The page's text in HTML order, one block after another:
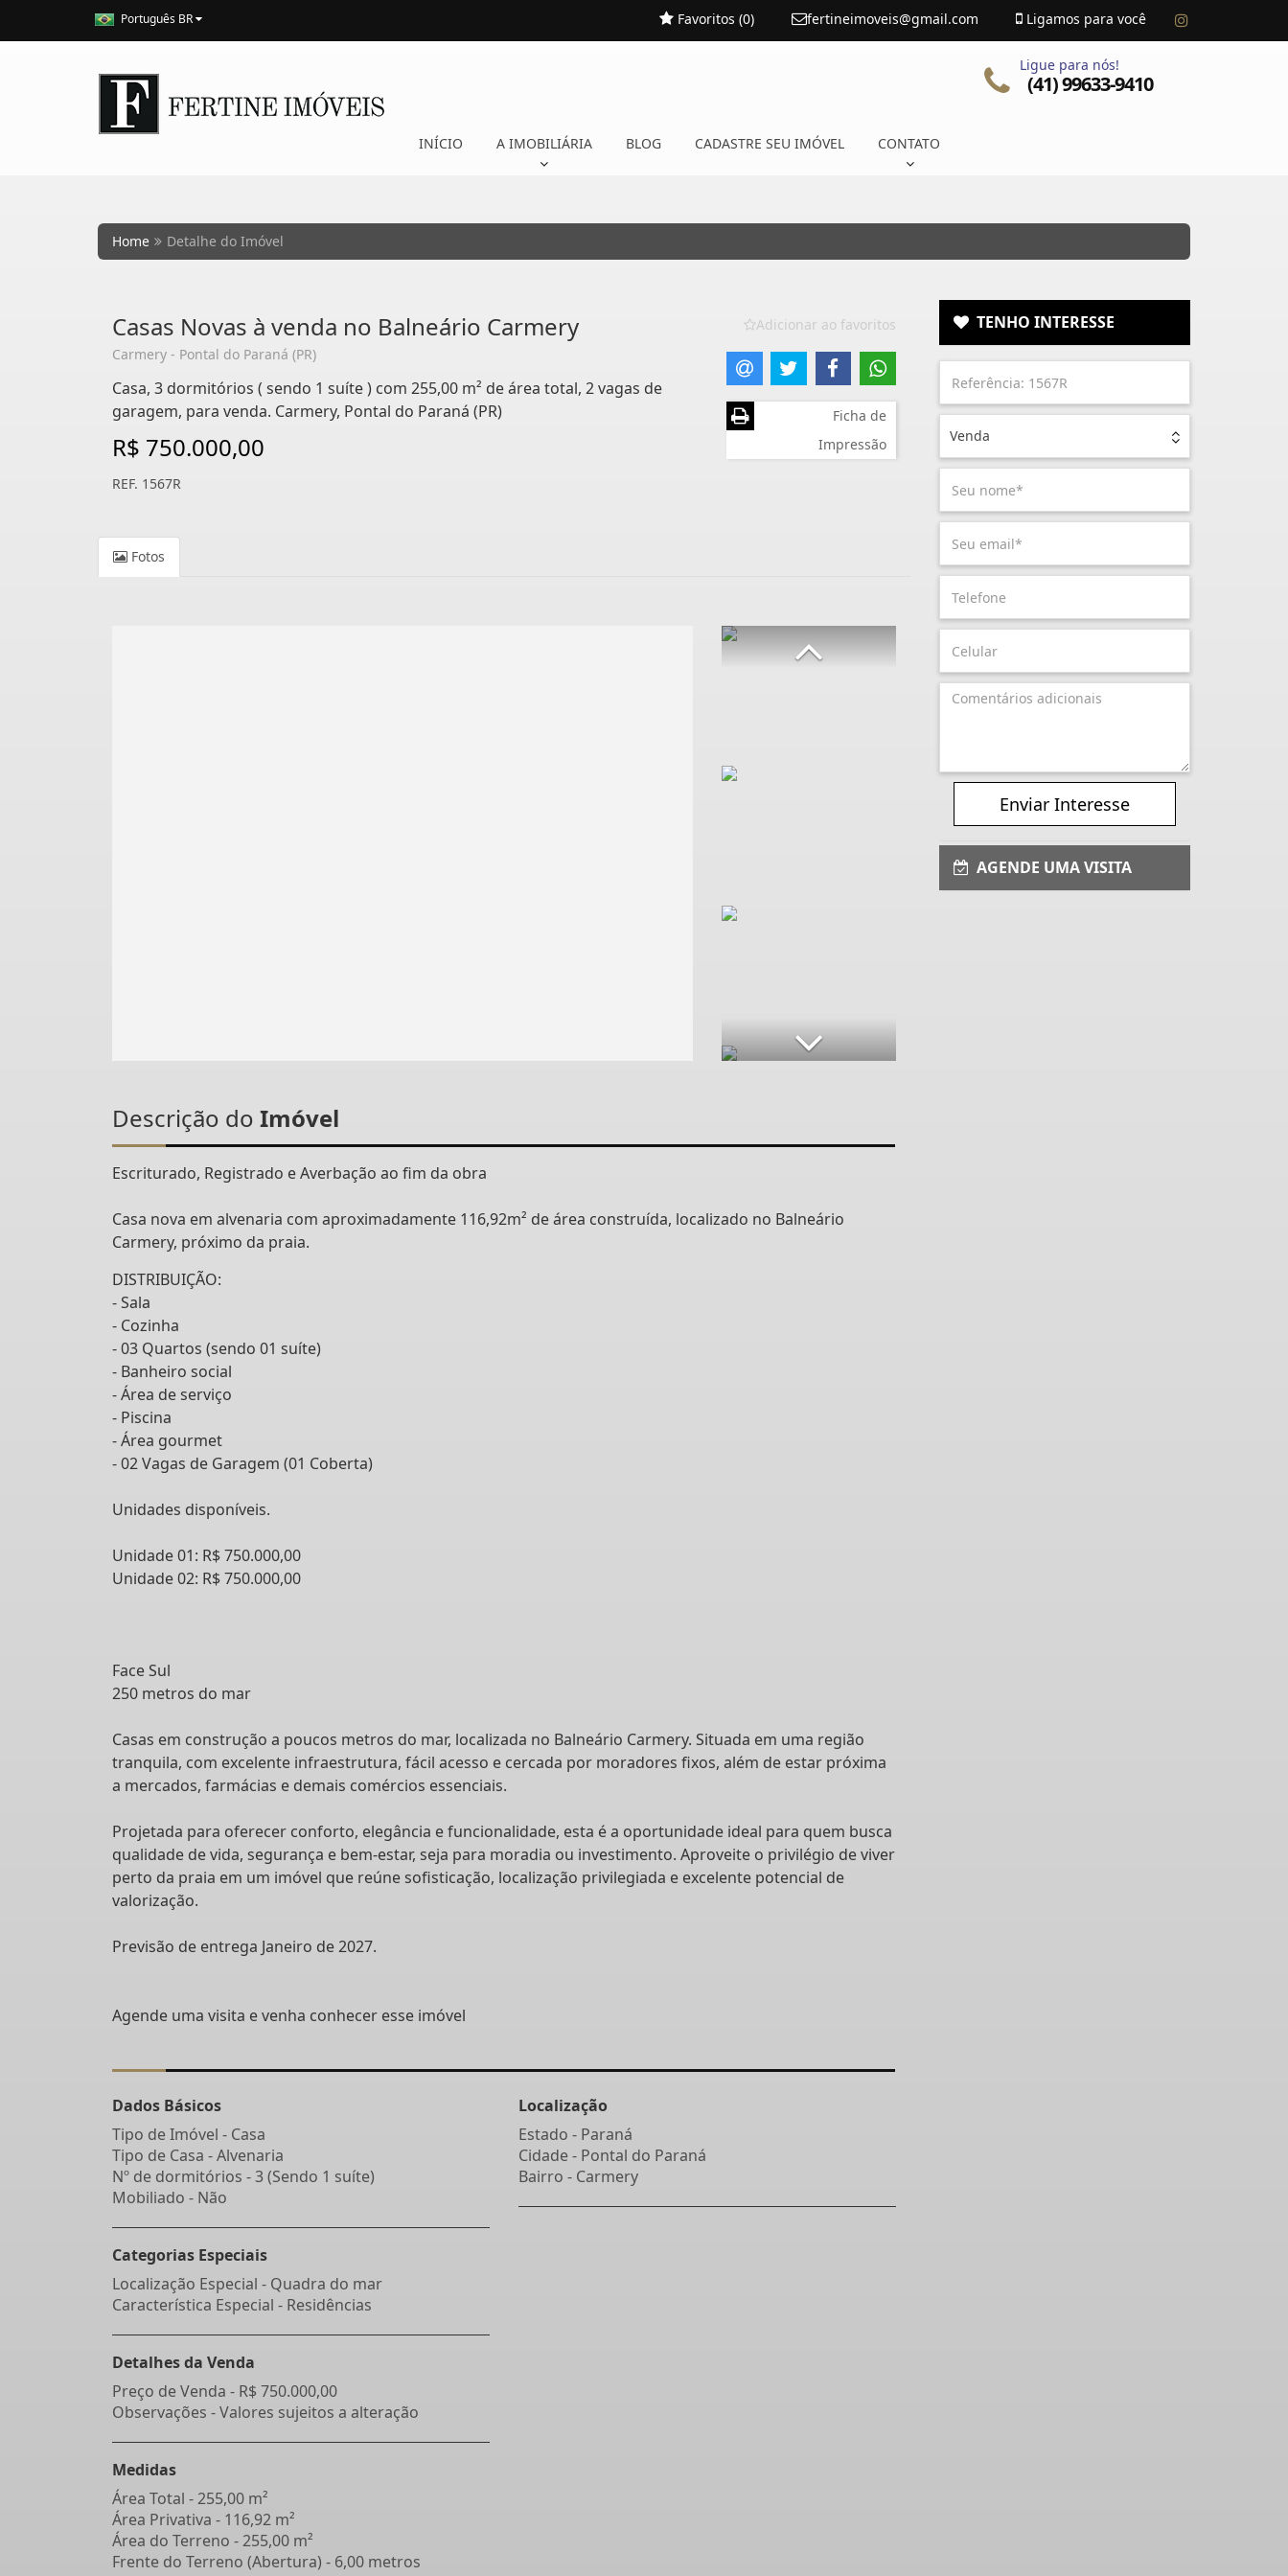
Português BR Ligamos para você
fertineimoveis@gmail.com
Favoritos (0)
INÍCIO A IMOBILIÁRIA BLOG CADASTRE SEU IMÓVEL CONTATO
Ligue para nós!
(41) 99633-9410
Home Detalhe do Imóvel
Casas Novas à venda no Balneário Carmery
Carmery - Pontal do Paraná (PR)
Casa, 3 dormitórios ( sendo 1 suíte ) com 255,00 m² de área total, 2 vagas de
garagem, para venda. Carmery, Pontal do Paraná (PR)
R$ 750.000,00
REF. 1567R
Adicionar ao favoritos
Ficha de
Impressão
Fotos
Descrição do Imóvel
Escriturado, Registrado e Averbação ao fim da obra
Casa nova em alvenaria com aproximadamente 116,92m² de área construída, localizado no Balneário
Carmery, próximo da praia.
DISTRIBUIÇÃO:
- Sala
- Cozinha
- 03 Quartos (sendo 01 suíte)
- Banheiro social
- Área de serviço
- Piscina
- Área gourmet
- 02 Vagas de Garagem (01 Coberta)
Unidades disponíveis.
Unidade 01: R$ 750.000,00
Unidade 02: R$ 750.000,00
Face Sul
250 metros do mar
Casas em construção a poucos metros do mar, localizada no Balneário Carmery. Situada em uma região
tranquila, com excelente infraestrutura, fácil acesso e cercada por moradores fixos, além de estar próxima
a mercados, farmácias e demais comércios essenciais.
Projetada para oferecer conforto, elegância e funcionalidade, esta é a oportunidade ideal para quem busca
qualidade de vida, segurança e bem-estar, seja para moradia ou investimento. Aproveite o privilégio de viver
perto da praia em um imóvel que reúne sofisticação, localização privilegiada e excelente potencial de
valorização.
Previsão de entrega Janeiro de 2027.
Agende uma visita e venha conhecer esse imóvel
Dados Básicos
Tipo de Imóvel - Casa
Tipo de Casa - Alvenaria
Nº de dormitórios - 3 (Sendo 1 suíte)
Mobiliado - Não
Categorias Especiais
Localização Especial - Quadra do mar
Característica Especial - Residências
Detalhes da Venda
Preço de Venda - R$ 750.000,00
Observações - Valores sujeitos a alteração
Medidas
Área Total - 255,00 m²
Área Privativa - 116,92 m²
Área do Terreno - 255,00 m²
Frente do Terreno (Abertura) - 6,00 metros
Localização
Estado - Paraná
Cidade - Pontal do Paraná
Bairro - Carmery
TENHO INTERESSE
Venda
Enviar Interesse
AGENDE UMA VISITA